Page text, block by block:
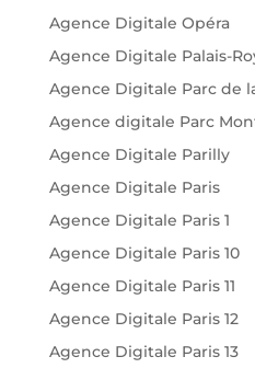
Agence Digitale Opéra
Agence Digitale Palais-
Agence Digitale Parc de
Agence digitale Parc
Agence Digitale Parilly
Agence Digitale Paris
Agence Digitale Paris 1
Agence Digitale Paris 10
Agence Digitale Paris 11
Agence Digitale Paris 12
Agence Digitale Paris 13